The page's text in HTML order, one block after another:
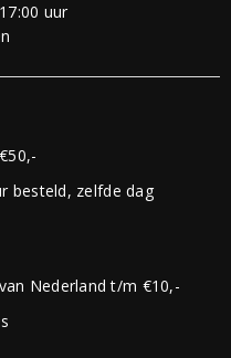
uur
besteld, zelfde dag
Nederland t/m €10,-